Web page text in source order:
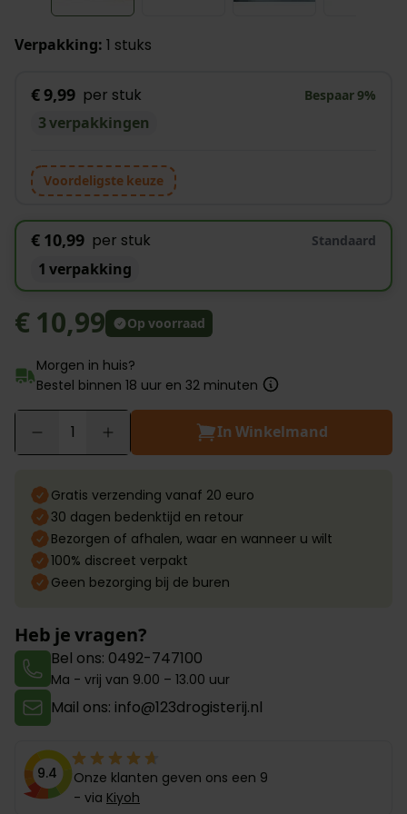
Verpakking: 1 stuks
€ 9,99 per stuk Bespaar9%
3 verpakkingen
Voordeligste keuze
€ 10,99 per stuk Standaard
1 verpakking
€ 10,99 Op voorraad
Morgen in huis?
Bestel binnen 18 uur en 32 minuten
In Winkelmand
Gratis verzending vanaf 20 euro
30 dagen bedenktijd en retour
Bezorgen of afhalen, waar en wanneer u wilt
100% discreet verpakt
Geen bezorging bij de buren
Heb je vragen?
Bel ons: 0492-747100
Ma - vrij van 9.00 – 13.00 uur
Mail ons: info@123drogisterij.nl
9.4
Onze klanten geven ons een 9
- via Kiyoh